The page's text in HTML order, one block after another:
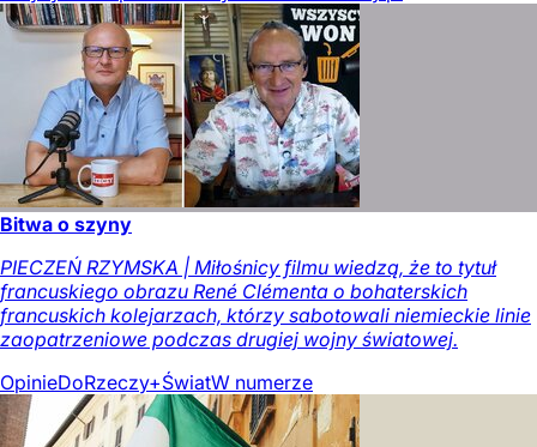
Bitwa o szyny
PIECZEŃ RZYMSKA | Miłośnicy filmu wiedzą, że to tytuł
francuskiego obrazu René Clémenta o bohaterskich
francuskich kolejarzach, którzy sabotowali niemieckie linie
zaopatrzeniowe podczas drugiej wojny światowej.
OpinieDoRzeczy+ŚwiatW numerze